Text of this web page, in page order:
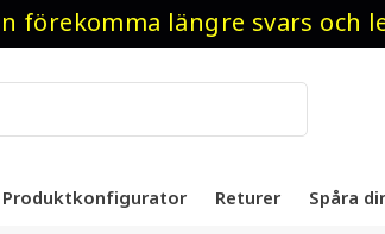
förekomma längre svars och
Produktkonfigurator Returer Spåra